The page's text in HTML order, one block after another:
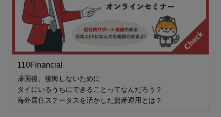
110Financial
帰国後、後悔しないために
タイにいるうちにできることってなんだろう？
海外居住ステータスを活かした資産運用とは？